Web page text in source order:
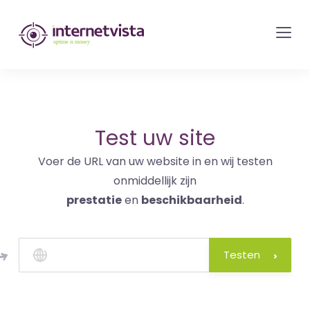
internetvista
monitoring
en
internetdiensten
Uptime
is
money
Test uw site
Voer de URL van uw website in en wij testen
onmiddellijk zijn
prestatieen beschikbaarheid.
Testen